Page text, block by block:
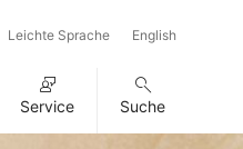
Leichte Sprache English
Service Suche